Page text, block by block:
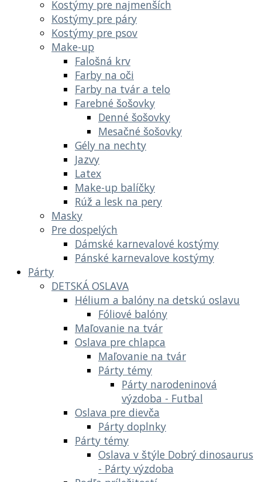
Kostýmy pre najmenších
Kostýmy pre páry
Kostýmy pre psov
Make-up
Falošná krv
Farby na oči
Farby na tvár a telo
Farebné šošovky
Denné šošovky
Mesačné šošovky
Gély na nechty
Jazvy
Latex
Make-up balíčky
Rúž a lesk na pery
Masky
Pre dospelých
Dámské karnevalové kostýmy
Pánské karnevalove kostýmy
Párty
DETSKÁ OSLAVA
Hélium a balóny na detskú oslavu
Fóliové balóny
Maľovanie na tvár
Oslava pre chlapca
Maľovanie na tvár
Párty témy
Párty narodeninová
výzdoba - Futbal
Oslava pre dievča
Párty doplnky
Párty témy
Oslava v štýle Dobrý dinosaurus
- Párty výzdoba